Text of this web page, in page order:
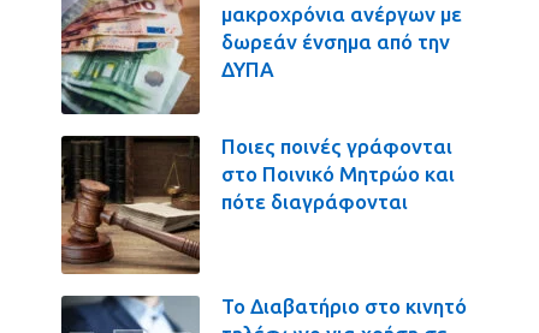
μακροχρόνια ανέργων με
δωρεάν ένσημα από την
ΔΥΠΑ
Ποιες ποινές γράφονται
στο Ποινικό Μητρώο και
πότε διαγράφονται
Το Διαβατήριο στο κινητό